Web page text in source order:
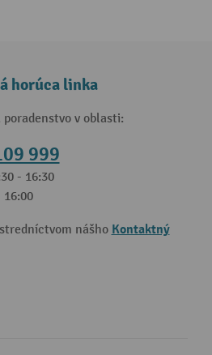
horúca linka
poradenstvo v oblasti:
999
- 16:30
16:00
nášho Kontaktný